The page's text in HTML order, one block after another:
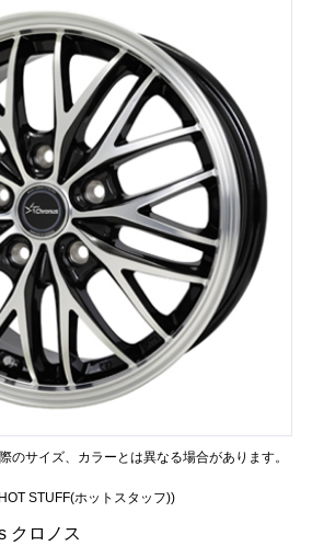
のサイズ、カラーとは異なる場合があります。
STUFF(ホットスタッフ))
クロノス